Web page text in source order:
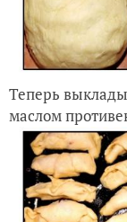
Теперь
маслом